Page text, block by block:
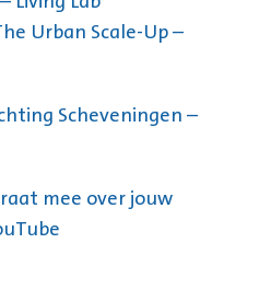
Urban Scale-Up –
Scheveningen –
mee over jouw